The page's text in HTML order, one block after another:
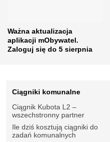
Ważna aktualizacja
aplikacji mObywatel.
Zaloguj się do 5 sierpnia
Ciągniki komunalne
Ciągnik Kubota L2 –
wszechstronny partner
Ile dziś kosztują ciągniki do
zadań komunalnych